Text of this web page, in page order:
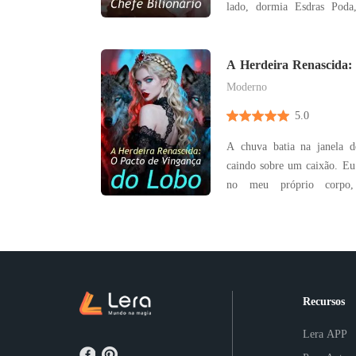
lado, dormia Esdras
quando ele acordou,
demitiu. Ele me e
A Herdeira Renascida:
Vingança do Lobo
Moderno
5.0
A chuva batia na janela
caindo sobre um caixão.
no meu próprio corpo,
Recursos
Lera APP